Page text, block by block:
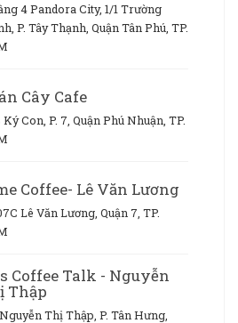
4 Pandora City, 1/1 Trường
P. Tây Thạnh, Quận Tân Phú, TP.
Cây Cafe
Ký Con, P. 7, Quận Phú Nhuận, TP.
Coffee- Lê Văn Lương
Lê Văn Lương, Quận 7, TP.
Coffee Talk - Nguyễn
Thập
Thị Thập, P. Tân Hưng,